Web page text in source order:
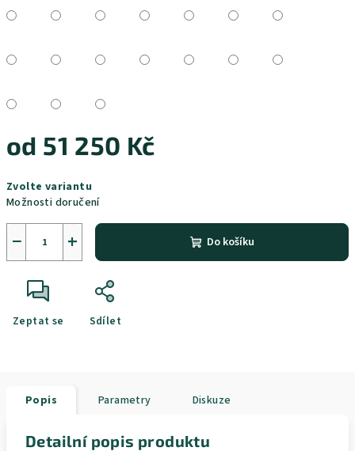
od 51 250 Kč
cena:
Zvolte variantu
Možnosti doručení
+
− Do košíku
Zeptat se Sdílet
Popis Parametry Diskuze
Detailní popis produktu